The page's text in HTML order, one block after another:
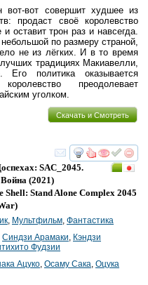
вот-вот совершит худшее из
продаст своё королевство
и оставит трон раз и навсегда.
по размеру страной,
не из лёгких. И в то время
традициях Макиавелли,
Его политика оказывается
преодолевает
уголком.
Скачать и Смотреть
смотреть
SAC_2045.
(2021)
Shell: Stand Alone Complex 2045
)
, Мультфильм, Фантастика
Синдзи Арамаки, Кэндзи
Фудзии
Ацуко, Осаму Сака, Оцука